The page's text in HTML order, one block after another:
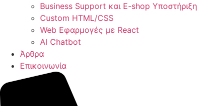
Business Support και E-shop Υποστήριξη
Custom HTML/CSS
Web Εφαρμογές με React
AI Chatbot
Άρθρα
Επικοινωνία